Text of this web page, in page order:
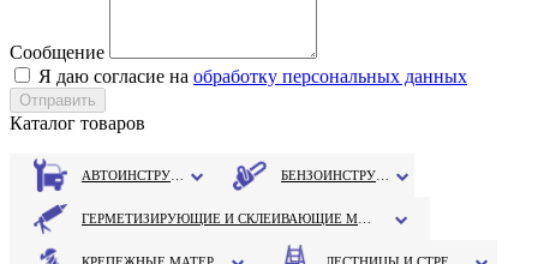
Сообщение
Я даю согласие на обработку персональных данных
Каталог товаров